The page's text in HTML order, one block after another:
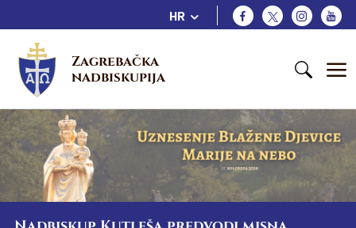
HR
Zagrebačka
nadbiskupija